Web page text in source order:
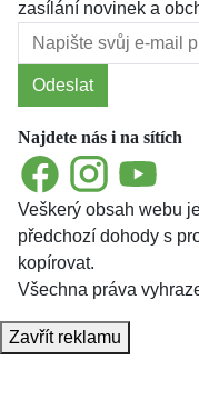
zasílání novinek a
Odeslat
Najdete nás i na sítích
FacebookInstagramYouTube
Veškerý obsah webu
předchozí dohody s
kopírovat.
Všechna práva
Zavřít reklamu